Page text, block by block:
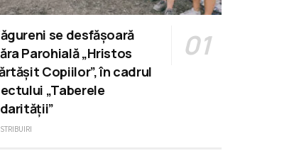
se desfășoară
Parohială „Hristos
Copiilor”, în cadrul
„Taberele